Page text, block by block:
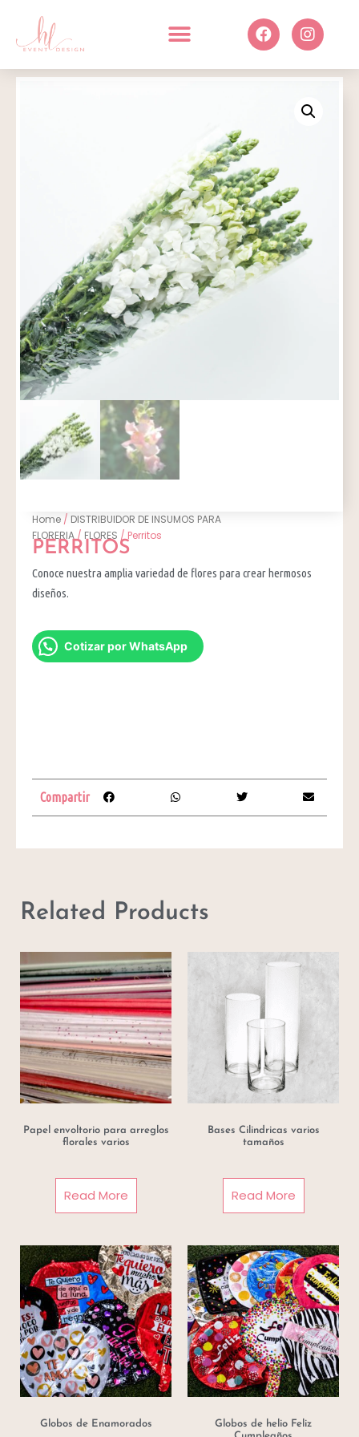
Home / DISTRIBUIDOR DE INSUMOS PARA
FLORERIA/ FLORES / Perritos
PERRITOS
Conoce nuestra amplia variedad de flores para crear hermosos
diseños.
Cotizar por WhatsApp
Compartir
Related Products
Papel envoltorio para arreglos
florales varios
Read More
Bases Cilindricas varios
tamaños
Read More
Globos de Enamorados
Globos de helio Feliz